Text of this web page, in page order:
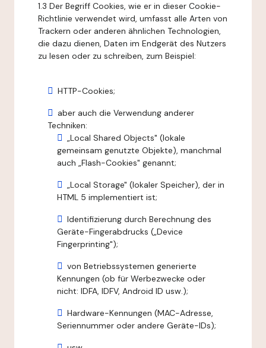
1.3 Der Begriff Cookies, wie er in dieser Cookie-
Richtlinie verwendet wird, umfasst alle Arten von
Trackern oder anderen ähnlichen Technologien,
die dazu dienen, Daten im Endgerät des Nutzers
zu lesen oder zu schreiben, zum Beispiel:
HTTP-Cookies;
aber auch die Verwendung anderer
Techniken:
„Local Shared Objects" (lokale
gemeinsam genutzte Objekte), manchmal
auch „Flash-Cookies" genannt;
„Local Storage" (lokaler Speicher), der in
HTML 5 implementiert ist;
Identifizierung durch Berechnung des
Geräte-Fingerabdrucks („Device
Fingerprinting");
von Betriebssystemen generierte
Kennungen (ob für Werbezwecke oder
nicht: IDFA, IDFV, Android ID usw.);
Hardware-Kennungen (MAC-Adresse,
Seriennummer oder andere Geräte-IDs);